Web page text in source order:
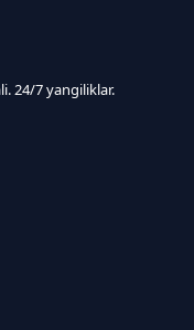
24/7 yangiliklar.